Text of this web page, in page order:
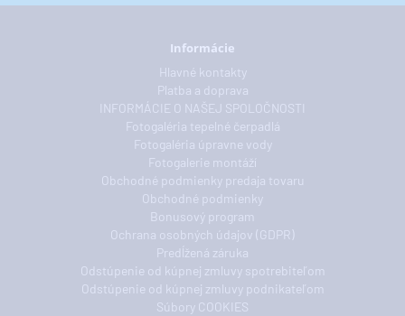
Informácie
Hlavné kontakty
Platba a doprava
INFORMÁCIE O NAŠEJ SPOLOČNOSTI
Fotogaléria tepelné čerpadlá
Fotogaléria úpravne vody
Fotogalerie montáží
Obchodné podmienky predaja tovaru
Obchodné podmienky
Bonusový program
Ochrana osobných údajov (GDPR)
Predĺžená záruka
Odstúpenie od kúpnej zmluvy spotrebiteľom
Odstúpenie od kúpnej zmluvy podnikateľom
Súbory COOKIES